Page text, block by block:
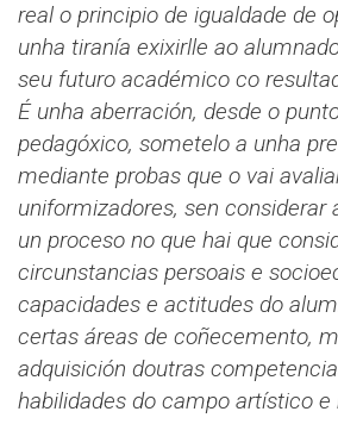
real o principio de igualdade de
unha tiranía exixirlle ao
seu futuro académico co
É unha aberración, desde o
pedagóxico, sometelo a unha
mediante probas que o vai
uniformizadores, sen considerar
un proceso no que hai que
circunstancias persoais e
capacidades e actitudes do
certas áreas de coñecemento,
adquisición doutras
habilidades do campo artístico e